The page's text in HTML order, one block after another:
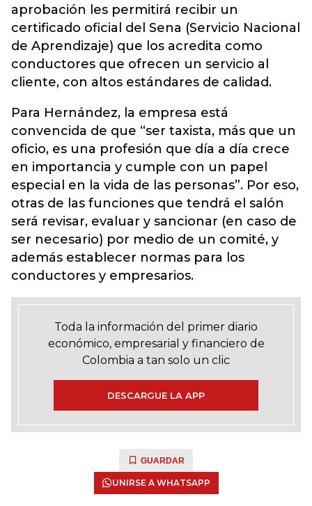
aprobación les permitirá recibir un
certificado oficial del Sena (Servicio Nacional
de Aprendizaje) que los acredita como
conductores que ofrecen un servicio al
cliente, con altos estándares de calidad.
Para Hernández, la empresa está
convencida de que “ser taxista, más que un
oficio, es una profesión que día a día crece
en importancia y cumple con un papel
especial en la vida de las personas”. Por eso,
otras de las funciones que tendrá el salón
será revisar, evaluar y sancionar (en caso de
ser necesario) por medio de un comité, y
además establecer normas para los
conductores y empresarios.
Toda la información del primer diario
económico, empresarial y financiero de
Colombia a tan solo un clic
DESCARGUE LA APP
GUARDAR
UNIRSE A WHATSAPP